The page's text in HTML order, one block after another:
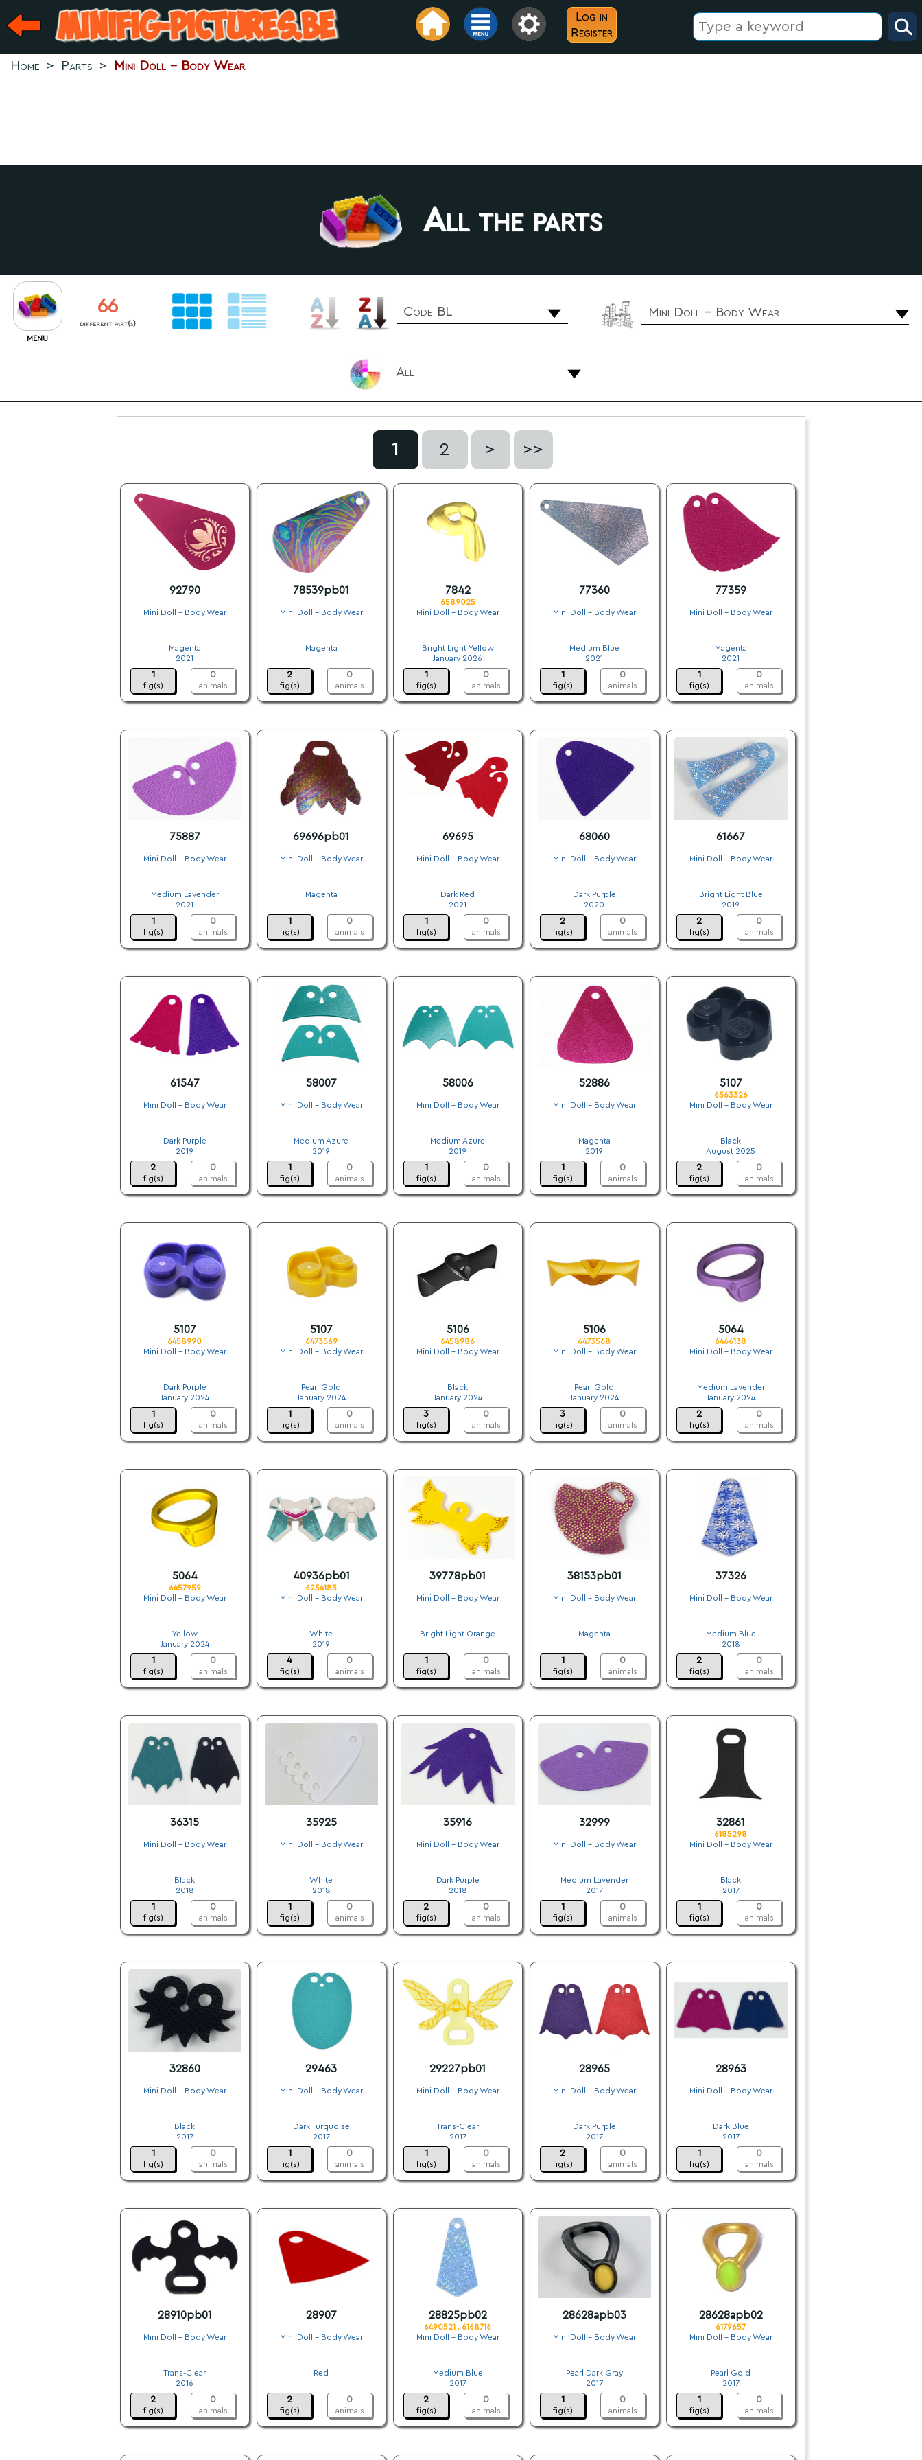
Log in
Register
Home > Parts > Mini Doll - Body Wear
All the parts
MENU
66
different part(s)
Code BL Mini Doll - Body Wear
All
1 2 > >>
92790
Mini Doll - Body Wear
Magenta
2021
1
fig(s)
0
animals
78539pb01
Mini Doll - Body Wear
Magenta
2
fig(s)
0
animals
7842
6589025
Mini Doll - Body Wear
Bright Light Yellow
January 2026
1
fig(s)
0
animals
77360
Mini Doll - Body Wear
Medium Blue
2021
1
fig(s)
0
animals
77359
Mini Doll - Body Wear
Magenta
2021
1
fig(s)
0
animals
75887
Mini Doll - Body Wear
Medium Lavender
2021
1
fig(s)
0
animals
69696pb01
Mini Doll - Body Wear
Magenta
1
fig(s)
0
animals
69695
Mini Doll - Body Wear
Dark Red
2021
1
fig(s)
0
animals
68060
Mini Doll - Body Wear
Dark Purple
2020
2
fig(s)
0
animals
61667
Mini Doll - Body Wear
Bright Light Blue
2019
2
fig(s)
0
animals
61547
Mini Doll - Body Wear
Dark Purple
2019
2
fig(s)
0
animals
58007
Mini Doll - Body Wear
Medium Azure
2019
1
fig(s)
0
animals
58006
Mini Doll - Body Wear
Medium Azure
2019
1
fig(s)
0
animals
52886
Mini Doll - Body Wear
Magenta
2019
1
fig(s)
0
animals
5107
6563326
Mini Doll - Body Wear
Black
August 2025
2
fig(s)
0
animals
5107
6458990
Mini Doll - Body Wear
Dark Purple
January 2024
1
fig(s)
0
animals
5107
6473569
Mini Doll - Body Wear
Pearl Gold
January 2024
1
fig(s)
0
animals
5106
6458986
Mini Doll - Body Wear
Black
January 2024
3
fig(s)
0
animals
5106
6473568
Mini Doll - Body Wear
Pearl Gold
January 2024
3
fig(s)
0
animals
5064
6466138
Mini Doll - Body Wear
Medium Lavender
January 2024
2
fig(s)
0
animals
5064
6457959
Mini Doll - Body Wear
Yellow
January 2024
1
fig(s)
0
animals
40936pb01
6254183
Mini Doll - Body Wear
White
2019
4
fig(s)
0
animals
39778pb01
Mini Doll - Body Wear
Bright Light Orange
1
fig(s)
0
animals
38153pb01
Mini Doll - Body Wear
Magenta
1
fig(s)
0
animals
37326
Mini Doll - Body Wear
Medium Blue
2018
2
fig(s)
0
animals
36315
Mini Doll - Body Wear
Black
2018
1
fig(s)
0
animals
35925
Mini Doll - Body Wear
White
2018
1
fig(s)
0
animals
35916
Mini Doll - Body Wear
Dark Purple
2018
2
fig(s)
0
animals
32999
Mini Doll - Body Wear
Medium Lavender
2017
1
fig(s)
0
animals
32861
6185298
Mini Doll - Body Wear
Black
2017
1
fig(s)
0
animals
32860
Mini Doll - Body Wear
Black
2017
1
fig(s)
0
animals
29463
Mini Doll - Body Wear
Dark Turquoise
2017
1
fig(s)
0
animals
29227pb01
Mini Doll - Body Wear
Trans-Clear
2017
1
fig(s)
0
animals
28965
Mini Doll - Body Wear
Dark Purple
2017
2
fig(s)
0
animals
28963
Mini Doll - Body Wear
Dark Blue
2017
1
fig(s)
0
animals
28910pb01
Mini Doll - Body Wear
Trans-Clear
2016
2
fig(s)
0
animals
28907
Mini Doll - Body Wear
Red
2
fig(s)
0
animals
28825pb02
6490521 . 6168716
Mini Doll - Body Wear
Medium Blue
2017
2
fig(s)
0
animals
28628apb03
Mini Doll - Body Wear
Pearl Dark Gray
2017
1
fig(s)
0
animals
28628apb02
6179657
Mini Doll - Body Wear
Pearl Gold
2017
1
fig(s)
0
animals